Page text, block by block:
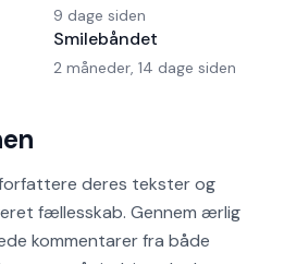
deres tekster og
fællesskab. Gennem ærlig
kommentarer fra både
9 dage siden
Smilebåndet
2 måneder, 14 dage siden